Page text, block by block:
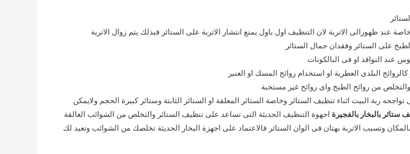
ظهورالى الاتربة لان التنظيف اول باول يمنع انتشار الاتربة على الستائر فبذلك يتم زوال الاتربة
على الستائر وفقدان جمال الستائر
عند النوافذ او فى البالكونات
البلدى العطرية او استخدام روائح المسك او العنبر
من روائح الطبخ واى روائح غير مستحبة
ربة البيت اثناء تنظيف الستائر وخاصة الستائر المعلقة او الستائر الثابتة وستائر كبيرة الحجم ولايمكن
ستائر بالبخار بالفجيرة اجهوة التنظيف الحديثة التى تساعد على تنظيف الستائر والتخلص من الشوائب العالقة
وتسبب الاتربة بهتان فى الوان الستائر فالاعتماد على اجهزة البخار الحديثة تخلصك من الشوائب وتعيد لك